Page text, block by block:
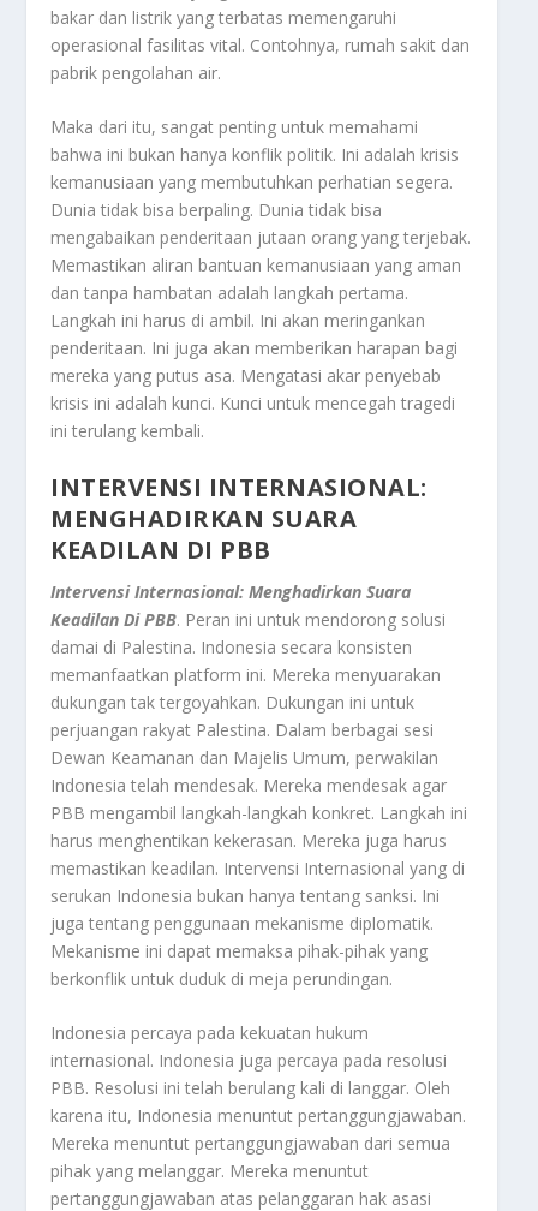
bakar dan listrik yang terbatas memengaruhi
operasional fasilitas vital. Contohnya, rumah sakit dan
pabrik pengolahan air.
Maka dari itu, sangat penting untuk memahami
bahwa ini bukan hanya konflik politik. Ini adalah krisis
kemanusiaan yang membutuhkan perhatian segera.
Dunia tidak bisa berpaling. Dunia tidak bisa
mengabaikan penderitaan jutaan orang yang terjebak.
Memastikan aliran bantuan kemanusiaan yang aman
dan tanpa hambatan adalah langkah pertama.
Langkah ini harus di ambil. Ini akan meringankan
penderitaan. Ini juga akan memberikan harapan bagi
mereka yang putus asa. Mengatasi akar penyebab
krisis ini adalah kunci. Kunci untuk mencegah tragedi
ini terulang kembali.
INTERVENSI INTERNASIONAL:
MENGHADIRKAN SUARA
KEADILAN DI PBB
Intervensi Internasional: Menghadirkan Suara
Keadilan Di PBB. Peran ini untuk mendorong solusi
damai di Palestina. Indonesia secara konsisten
memanfaatkan platform ini. Mereka menyuarakan
dukungan tak tergoyahkan. Dukungan ini untuk
perjuangan rakyat Palestina. Dalam berbagai sesi
Dewan Keamanan dan Majelis Umum, perwakilan
Indonesia telah mendesak. Mereka mendesak agar
PBB mengambil langkah-langkah konkret. Langkah ini
harus menghentikan kekerasan. Mereka juga harus
memastikan keadilan. Intervensi Internasional yang di
serukan Indonesia bukan hanya tentang sanksi. Ini
juga tentang penggunaan mekanisme diplomatik.
Mekanisme ini dapat memaksa pihak-pihak yang
berkonflik untuk duduk di meja perundingan.
Indonesia percaya pada kekuatan hukum
internasional. Indonesia juga percaya pada resolusi
PBB. Resolusi ini telah berulang kali di langgar. Oleh
karena itu, Indonesia menuntut pertanggungjawaban.
Mereka menuntut pertanggungjawaban dari semua
pihak yang melanggar. Mereka menuntut
pertanggungjawaban atas pelanggaran hak asasi